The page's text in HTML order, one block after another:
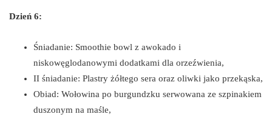
Dzień 6:
Śniadanie: Smoothie bowl z awokado i
niskowęglodanowymi dodatkami dla orzeźwienia,
II śniadanie: Plastry żółtego sera oraz oliwki jako przekąska,
Obiad: Wołowina po burgundzku serwowana ze szpinakiem
duszonym na maśle,